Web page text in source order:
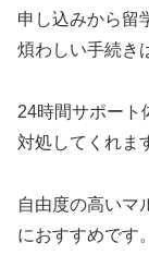
申し込みから留
煩わしい手続き
24時間サポート
対処してくれま
自由度の高いマ
におすすめです。